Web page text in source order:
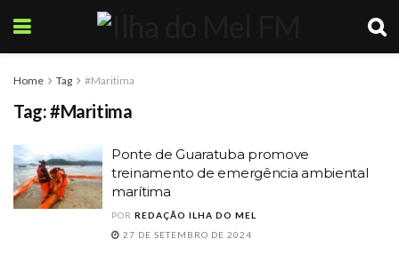
Home Tag #Maritima
Tag:#Maritima
Ponte de Guaratuba promove
treinamento de emergência ambiental
marítima
POR REDAÇÃO ILHA DO MEL
27 DE SETEMBRO DE 2024